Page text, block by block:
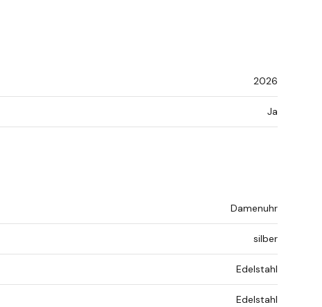
2026
Ja
Damenuhr
silber
Edelstahl
Edelstahl